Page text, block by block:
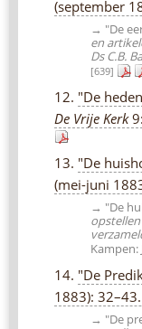
(september
→ "De
en
Ds C.B.
[639]
12. "De
De Vrije Kerk
13. "De
(mei-juni
→ "De
Kampen:
14. "De
1883): 32–43.
→ "De